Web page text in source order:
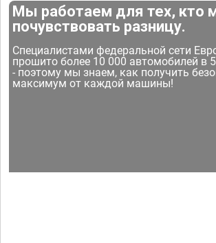
Мы работаем для тех, кто
почувствовать разницу.
Специалистами федеральной сети
прошито более 10 000 автомобилей в
- поэтому мы знаем, как получить
максимум от каждой машины!